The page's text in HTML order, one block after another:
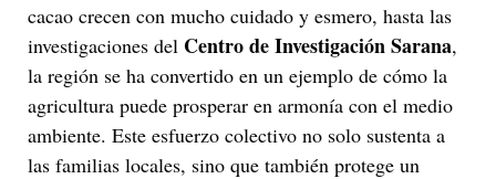
cacao crecen con mucho cuidado y esmero, hasta las
investigaciones del Centro de Investigación Sarana,
la región se ha convertido en un ejemplo de cómo la
agricultura puede prosperar en armonía con el medio
ambiente. Este esfuerzo colectivo no solo sustenta a
las familias locales, sino que también protege un